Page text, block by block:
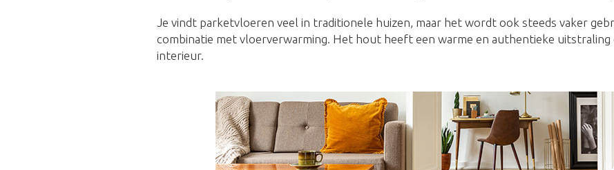
Je vindt parketvloeren veel in traditionele huizen, maar het wordt ook steeds vaker
combinatie met vloerverwarming. Het hout heeft een warme en authentieke uitstraling
interieur.